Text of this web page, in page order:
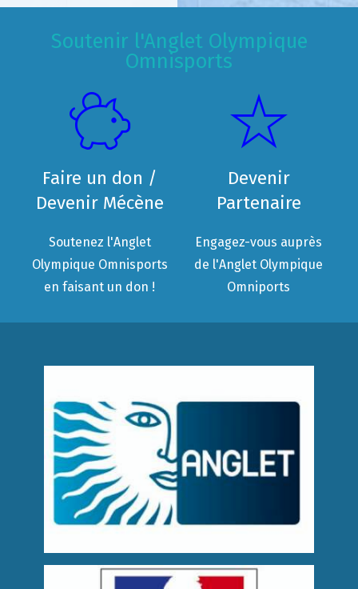
Soutenir l'Anglet Olympique
Omnisports
Faire un don /
Devenir Mécène
Soutenez l'Anglet
Olympique Omnisports
en faisant un don !
Devenir
Partenaire
Engagez-vous auprès
de l'Anglet Olympique
Omniports